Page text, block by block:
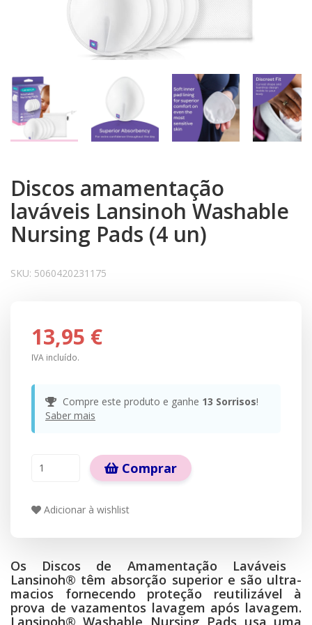
Discos amamentação
laváveis Lansinoh Washable
Nursing Pads (4 un)
SKU: 5060420231175
13,95 €
IVA incluído.
Compre este produto e ganhe 13 Sorrisos!
Saber mais
Comprar
Adicionar à wishlist
Os Discos de Amamentação Laváveis ​​
Lansinoh® têm absorção superior e são ultra-
macios fornecendo proteção reutilizável à
prova de vazamentos lavagem após lavagem.
Lansinoh® Washable Nursing Pads usa uma